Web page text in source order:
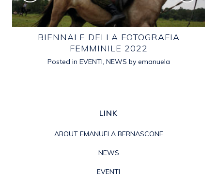
BIENNALE DELLA FOTOGRAFIA
FEMMINILE 2022
Posted in EVENTI, NEWS by emanuela
LINK
ABOUT EMANUELA BERNASCONE
NEWS
EVENTI